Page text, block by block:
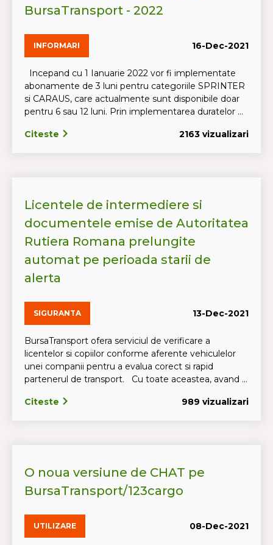
BursaTransport - 2022
INFORMARI 16-Dec-2021
Incepand cu 1 Ianuarie 2022 vor fi implementate
abonamente de 3 luni pentru categoriile SPRINTER
si CARAUS, care actualmente sunt disponibile doar
pentru 6 sau 12 luni. Prin implementarea duratelor ...
Citeste 2163 vizualizari
Licentele de intermediere si
documentele emise de Autoritatea
Rutiera Romana prelungite
automat pe perioada starii de
alerta
SIGURANTA 13-Dec-2021
BursaTransport ofera serviciul de verificare a
licentelor si copiilor conforme aferente vehiculelor
unei companii pentru a evalua corect si rapid
partenerul de transport. Cu toate aceastea, avand ...
Citeste 989 vizualizari
O noua versiune de CHAT pe
BursaTransport/123cargo
UTILIZARE 08-Dec-2021